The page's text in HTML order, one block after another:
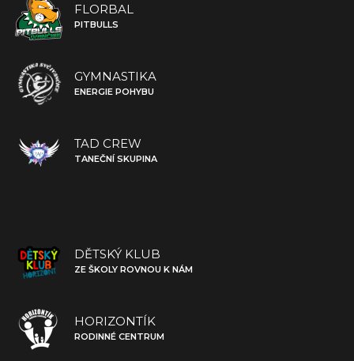
FLORBAL
PITBULLS
GYMNASTIKA
ENERGIE POHYBU
TAD CREW
TANEČNÍ SKUPINA
DĚTSKÝ KLUB
ZE ŠKOLY ROVNOU K NÁM
HORIZONTÍK
RODINNÉ CENTRUM